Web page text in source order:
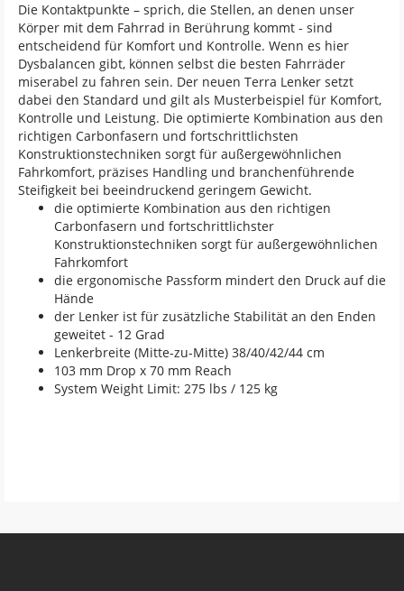
Die Kontaktpunkte – sprich, die Stellen, an denen unser
Körper mit dem Fahrrad in Berührung kommt - sind
entscheidend für Komfort und Kontrolle. Wenn es hier
Dysbalancen gibt, können selbst die besten Fahrräder
miserabel zu fahren sein. Der neuen Terra Lenker setzt
dabei den Standard und gilt als Musterbeispiel für Komfort,
Kontrolle und Leistung. Die optimierte Kombination aus den
richtigen Carbonfasern und fortschrittlichsten
Konstruktionstechniken sorgt für außergewöhnlichen
Fahrkomfort, präzises Handling und branchenführende
Steifigkeit bei beeindruckend geringem Gewicht.
die optimierte Kombination aus den richtigen
Carbonfasern und fortschrittlichster
Konstruktionstechniken sorgt für außergewöhnlichen
Fahrkomfort
die ergonomische Passform mindert den Druck auf die
Hände
der Lenker ist für zusätzliche Stabilität an den Enden
geweitet - 12 Grad
Lenkerbreite (Mitte-zu-Mitte) 38/40/42/44 cm
103 mm Drop x 70 mm Reach
System Weight Limit: 275 lbs / 125 kg